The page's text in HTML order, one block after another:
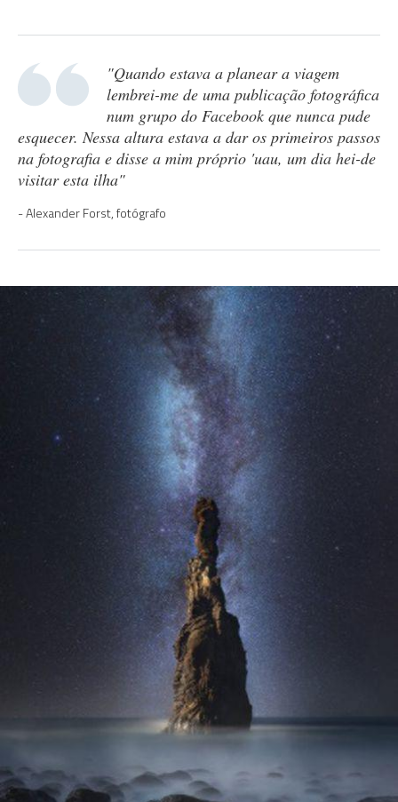
"Quando estava a planear a viagem
lembrei-me de uma publicação fotográfica
num grupo do Facebook que nunca pude
esquecer. Nessa altura estava a dar os primeiros passos
na fotografia e disse a mim próprio 'uau, um dia hei-de
visitar esta ilha"
Alexander Forst, fotógrafo